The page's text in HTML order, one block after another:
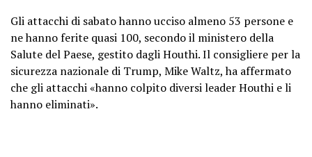
Gli attacchi di sabato hanno ucciso almeno 53 persone e
ne hanno ferite quasi 100, secondo il ministero della
Salute del Paese, gestito dagli Houthi. Il consigliere per la
sicurezza nazionale di Trump, Mike Waltz, ha affermato
che gli attacchi «hanno colpito diversi leader Houthi e li
hanno eliminati».